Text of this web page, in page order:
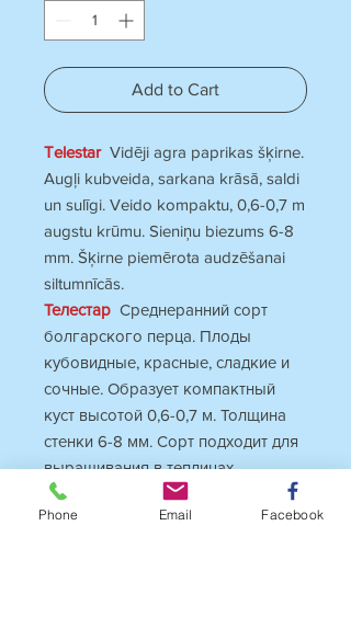
Add to Cart
Telestar Vidēji agra paprikas šķirne.
Augļi kubveida, sarkana krāsā, saldi
un sulīgi. Veido kompaktu, 0,6-0,7 m
augstu krūmu. Sieniņu biezums 6-8
mm. Šķirne piemērota audzēšanai
siltumnīcās.
Телестар Среднеранний сорт
болгарского перца. Плоды
кубовидные, красные, сладкие и
сочные. Образует компактный
куст высотой 0,6-0,7 м. Толщина
стенки 6-8 мм. Сорт подходит для
выращивания в теплицах.
Phone Email Facebook